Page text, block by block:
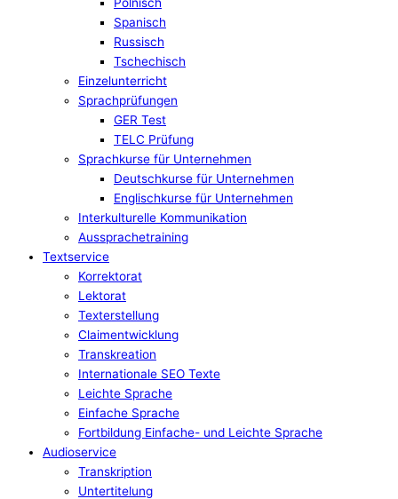
Spanisch
Russisch
Tschechisch
Einzelunterricht
Sprachprüfungen
GER Test
TELC Prüfung
Sprachkurse für Unternehmen
Deutschkurse für Unternehmen
Englischkurse für Unternehmen
Interkulturelle Kommunikation
Aussprachetraining
Textservice
Korrektorat
Lektorat
Texterstellung
Claimentwicklung
Transkreation
Internationale SEO Texte
Leichte Sprache
Einfache Sprache
Fortbildung Einfache- und Leichte Sprache
Audioservice
Transkription
Untertitelung